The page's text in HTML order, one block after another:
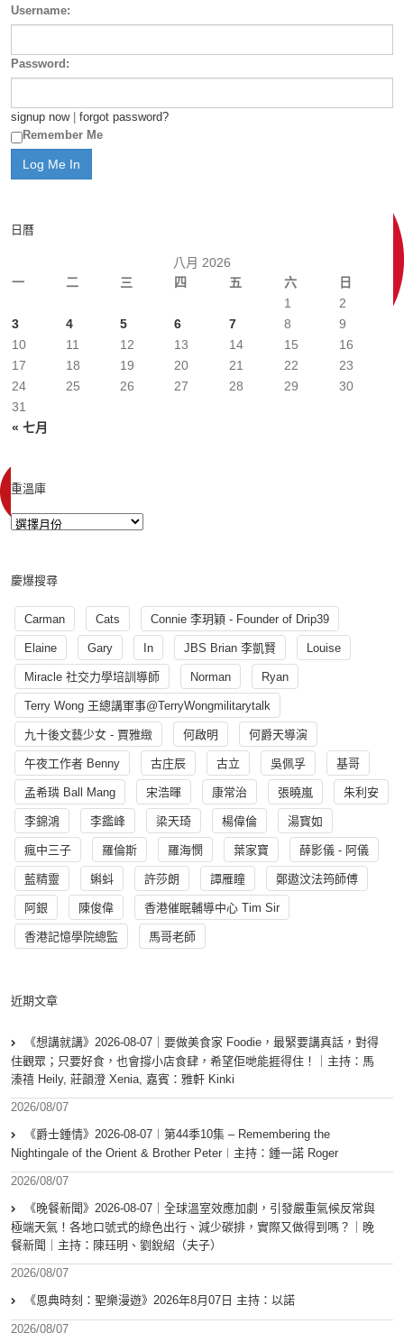
Username:
Password:
signup now| forgot password?
Remember Me
日曆
八月 2026
一
二 三 四 五 六 日
« 七月
1
2
3
4 5 6 7 8
9
10
11 12 13 14 15
16
17
18 19 20 21 22
23
24
25 26 27 28 29
30
31
重溫庫
慶爆搜尋
Carman Cats Connie 李玥穎 - Founder of Drip39
Elaine Gary In JBS Brian 李凱賢 Louise
Miracle 社交力學培訓導師 Norman Ryan
Terry Wong 王總講軍事@TerryWongmilitarytalk
九十後文藝少女 - 賈雅緻 何啟明 何爵天導演
午夜工作者 Benny 古庄辰 古立 吳佩孚 基哥
孟希璘 Ball Mang 宋浩暉 康常治 張曉嵐 朱利安
李錦鴻 李鑑峰 梁天琦 楊偉倫 湯寳如
瘋中三子 羅倫斯 羅海憫 葉家寶 薛影儀 - 阿儀
藍精靈 蝌蚪 許莎朗 譚雁瞳 鄭遨汶法筠師傅
阿銀 陳俊偉 香港催眠輔導中心 Tim Sir
香港記憶學院總監 馬哥老師
近期文章
《想講就講》2026-08-07｜要做美食家 Foodie，最緊要講真話，對得
住觀眾；只要好食，也會撐小店食肆，希望佢哋能捱得住！｜主持：馬
溱禧 Heily, 莊韻澄 Xenia, 嘉賓：雅軒 Kinki
2026/08/07
《爵士鍾情》2026-08-07︱第44季10集 – Remembering the
Nightingale of the Orient & Brother Peter︱主持：鍾一諾 Roger
2026/08/07
《晚餐新聞》2026-08-07｜全球溫室效應加劇，引發嚴重氣候反常與
極端天氣！各地口號式的綠色出行、減少碳排，實際又做得到嗎？｜晚
餐新聞｜主持：陳珏明、劉銳紹（夫子）
2026/08/07
《恩典時刻：聖樂漫遊》2026年8月07日 主持：以諾
2026/08/07